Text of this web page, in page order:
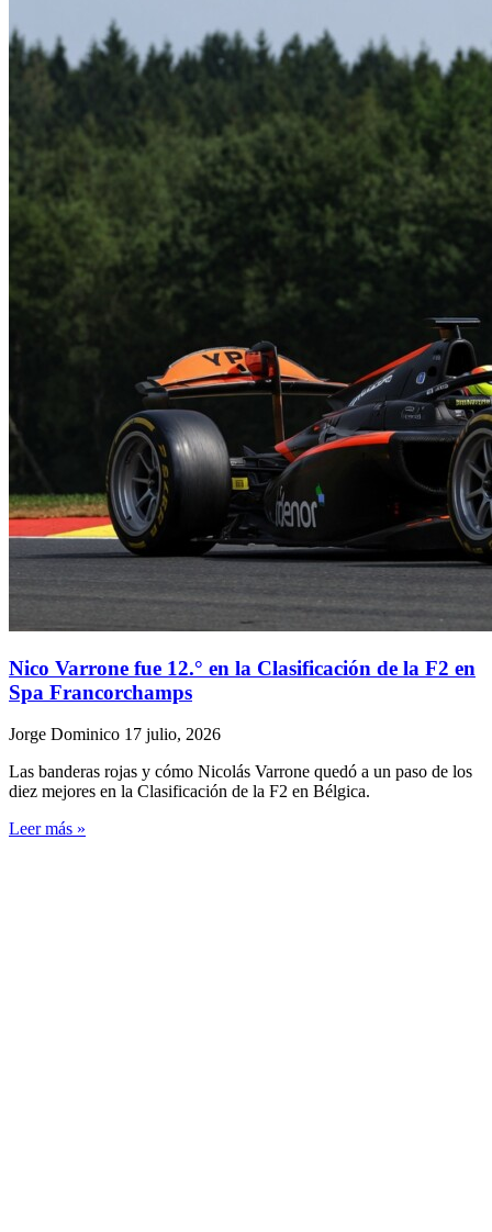
Nico Varrone fue 12.° en la Clasificación de la F2 en
Spa Francorchamps
Jorge Dominico 17 julio, 2026
Las banderas rojas y cómo Nicolás Varrone quedó a un paso de los
diez mejores en la Clasificación de la F2 en Bélgica.
Leer más »